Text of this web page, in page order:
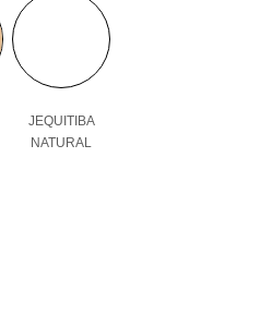
JEQUITIBA
NATURAL